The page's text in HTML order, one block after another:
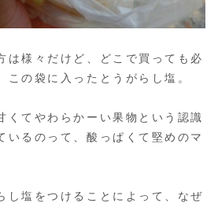
は様々だけど、どこで買っても必
この袋に入ったとうがらし塩。
くてやわらかーい果物という認識
いるのって、酸っぱくて堅めのマ
し塩をつけることによって、なぜ